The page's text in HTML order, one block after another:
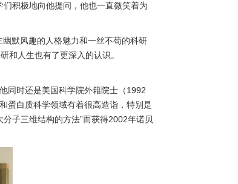
积极地向他提问，他也一直微笑着为
默风趣的人格魅力和一丝不苟的科研
和人生也有了更深入的认识。
同时还是美国科学院外籍院士（1992
蛋白质科学领域有着很高造诣，特别是
子三维结构的方法”而获得2002年诺贝